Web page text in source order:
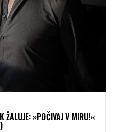
ŽALUJE: »POČIVAJ V MIRU!«